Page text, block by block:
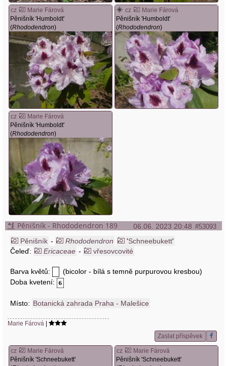
cz
Marie Fárová
Pěnišník 'Humboldt'
(Rhododendron)
cz
Marie Fárová
Pěnišník 'Humboldt'
(Rhododendron)
cz
Marie Fárová
Pěnišník 'Humboldt'
(Rhododendron)
06.06. 2023 20:48 #53093
Pěnišník - Rhododendron 189
Pěnišník - Rhododendron 'Schneebukett'
Čeleď:
Ericaceae - vřesovcovité
Barva květů:
(bicolor - bílá s temně purpurovou kresbou)
Doba kvetení:
Místo: Botanická zahrada Praha - Malešice
Marie Fárová |
Zaslat příspěvek
cz
Marie Fárová
Pěnišník 'Schneebukett'
cz
Marie Fárová
Pěnišník 'Schneebukett'